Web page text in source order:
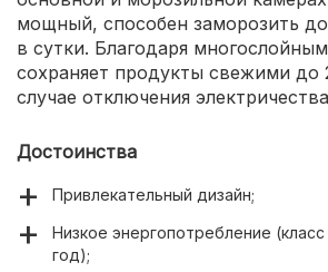
мощный, способен заморозить
в сутки. Благодаря
сохраняет продукты свежими до
случае отключения
Достоинства
Привлекательный дизайн;
Низкое энергопотребление
год);